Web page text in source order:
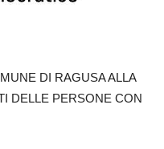
DI RAGUSA ALLA
DELLE PERSONE CON